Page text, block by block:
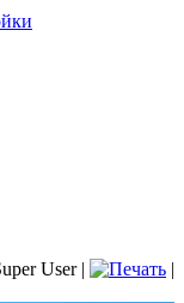
User|
|